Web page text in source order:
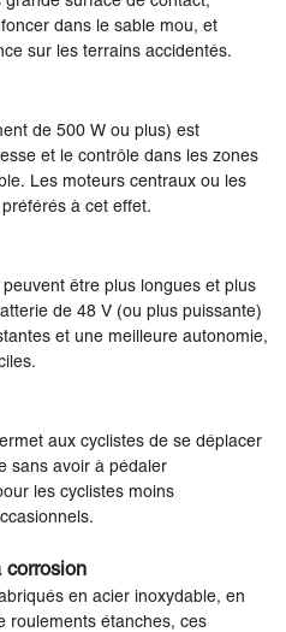
dans le sable mou, et
sur les terrains accidentés.
de 500 W ou plus) est
et le contrôle dans les zones
Les moteurs centraux ou les
à cet effet.
être plus longues et plus
de 48 V (ou plus puissante)
et une meilleure autonomie,
aux cyclistes de se déplacer
sans avoir à pédaler
les cyclistes moins
corrosion
en acier inoxydable, en
roulements étanches, ces